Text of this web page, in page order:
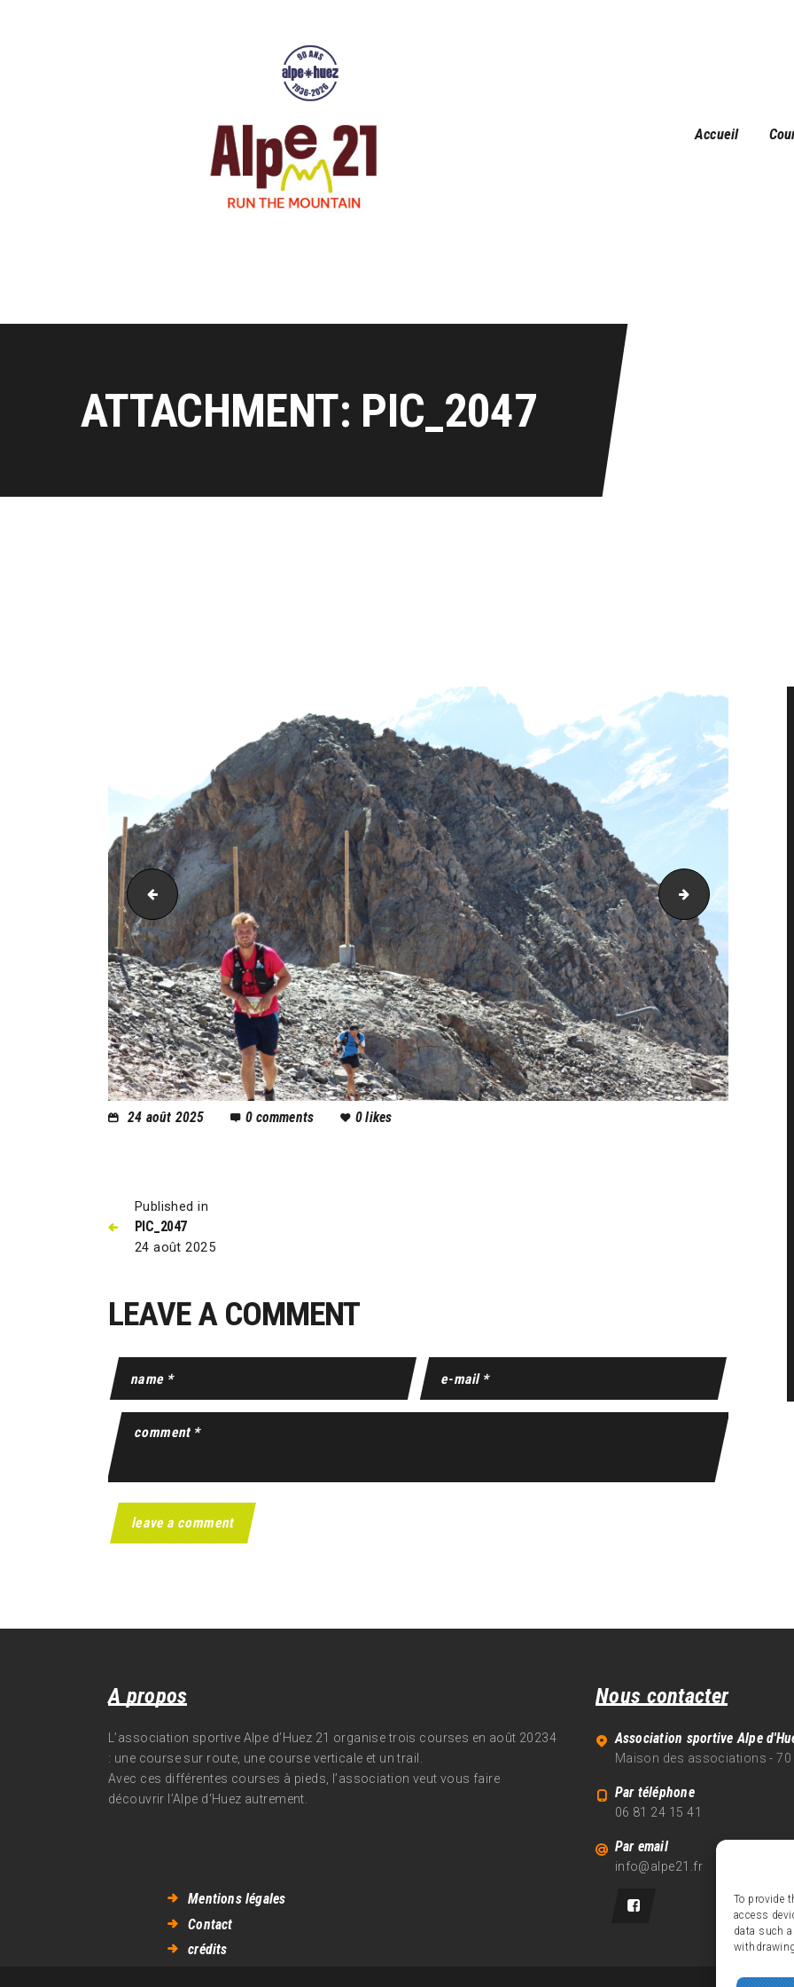
To provide
access
data such
Accueil
ATTACHMENT: PIC_2047
PIC_2046 PIC_2048
24 août 2025 0 comments 0likes
Published in
PIC_2047
24 août 2025
LEAVE A COMMENT
A propos
L’association sportive Alpe d’Huez 21 organise trois courses en août 20234
: une course sur route, une course verticale et un trail.
Avec ces différentes courses à pieds, l’association veut vous faire
découvrir l’Alpe d‘Huez autrement.
Nous contacter
Association sportive Alpe
Maison des associations - 70
Par téléphone
06 81 24 15 41
Par email
info@alpe21.fr
Mentions légales
Contact
crédits